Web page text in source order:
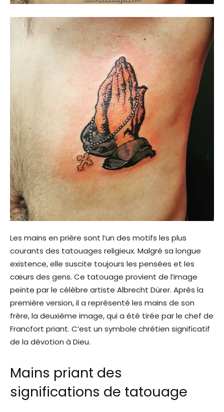
Les mains en prière sont l’un des motifs les plus
courants des tatouages ​​religieux. Malgré sa longue
existence, elle suscite toujours les pensées et les
cœurs des gens. Ce tatouage provient de l’image
peinte par le célèbre artiste Albrecht Dürer. Après la
première version, il a représenté les mains de son
frère, la deuxième image, qui a été tirée par le chef de
Francfort priant. C’est un symbole chrétien significatif
de la dévotion à Dieu.
Mains priant des
significations de tatouage